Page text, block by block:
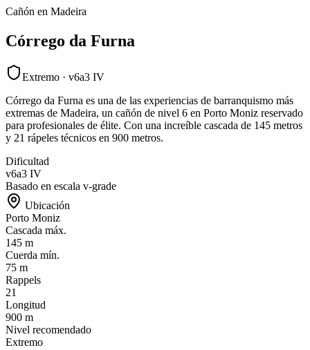
Cañón en Madeira
Córrego da Furna
Extremo · v6a3 IV
Córrego da Furna es una de las experiencias de barranquismo más
extremas de Madeira, un cañón de nivel 6 en Porto Moniz reservado
para profesionales de élite. Con una increíble cascada de 145 metros
y 21 rápeles técnicos en 900 metros.
Dificultad
v6a3 IV
Basado en escala v-grade
Ubicación
Porto Moniz
Cascada máx.
145 m
Cuerda mín.
75 m
Rappels
21
Longitud
900 m
Nivel recomendado
Extremo